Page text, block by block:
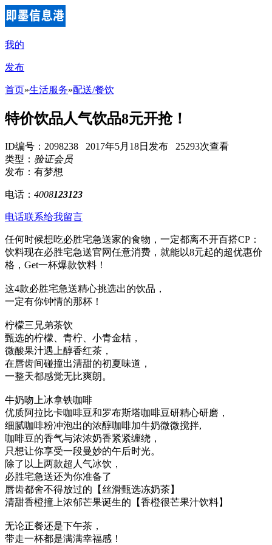
我的
发布
首页»生活服务»配送/餐饮
特价饮品人气饮品8元开抢！
ID编号：2098238 2017年5月18日发布 25293次查看
类型： 验证会员
发布：有梦想
电话： 4008123123
电话联系给我留言
任何时候想吃必胜宅急送家的食物，一定都离不开百搭CP：
饮料现在必胜宅急送官网任意消费，就能以8元起的超优惠价
格，Get一杯爆款饮料！
这4款必胜宅急送精心挑选出的饮品，
一定有你钟情的那杯！
柠檬三兄弟茶饮
甄选的柠檬、青柠、小青金桔，
微酸果汁遇上醇香红茶，
在唇齿间碰撞出清甜的初夏味道，
一整天都感觉无比爽朗。
牛奶吻上冰拿铁咖啡
优质阿拉比卡咖啡豆和罗布斯塔咖啡豆研精心研磨，
细腻咖啡粉冲泡出的浓醇咖啡加牛奶微微搅拌,
咖啡豆的香气与浓浓奶香紧紧缠绕，
只想让你享受一段曼妙的午后时光。
除了以上两款超人气冰饮，
必胜宅急送还为你准备了
唇齿都舍不得放过的【丝滑甄选冻奶茶】
清甜香橙撞上浓郁芒果诞生的【香橙很芒果汁饮料】
无论正餐还是下午茶，
带走一杯都是满满幸福感！